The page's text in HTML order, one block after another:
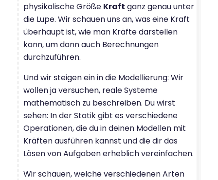
physikalische Größe Kraft ganz genau unter
die Lupe. Wir schauen uns an, was eine Kraft
überhaupt ist, wie man Kräfte darstellen
kann, um dann auch Berechnungen
durchzuführen.
Und wir steigen ein in die Modellierung: Wir
wollen ja versuchen, reale Systeme
mathematisch zu beschreiben. Du wirst
sehen: In der Statik gibt es verschiedene
Operationen, die du in deinen Modellen mit
Kräften ausführen kannst und die dir das
Lösen von Aufgaben erheblich vereinfachen.
Wir schauen, welche verschiedenen Arten